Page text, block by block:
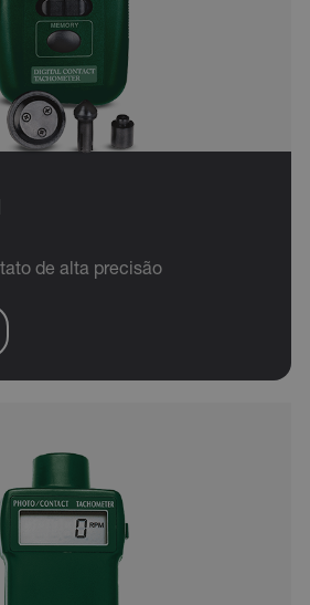
de alta precisão